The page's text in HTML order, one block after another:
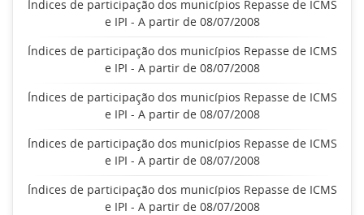
Índices de participação dos municípios Repasse de ICMS
e IPI - A partir de 08/07/2008
Índices de participação dos municípios Repasse de ICMS
e IPI - A partir de 08/07/2008
Índices de participação dos municípios Repasse de ICMS
e IPI - A partir de 08/07/2008
Índices de participação dos municípios Repasse de ICMS
e IPI - A partir de 08/07/2008
Índices de participação dos municípios Repasse de ICMS
e IPI - A partir de 08/07/2008